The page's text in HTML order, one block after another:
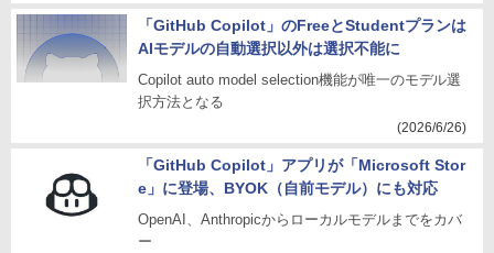
「GitHub Copilot」のFreeとStudentプランは
AIモデルの自動選択以外は選択不能に
Copilot auto model selection機能が唯一のモデル選
択方法となる
(2026/6/26)
「GitHub Copilot」アプリが「Microsoft Stor
e」に登場、BYOK（自前モデル）にも対応
OpenAI、Anthropicからローカルモデルまでをカバ
ー